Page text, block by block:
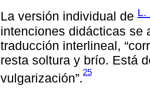
La versión individual de L.
intenciones didácticas se
traducción interlineal,
resta soltura y brío. Está
vulgarización”.25